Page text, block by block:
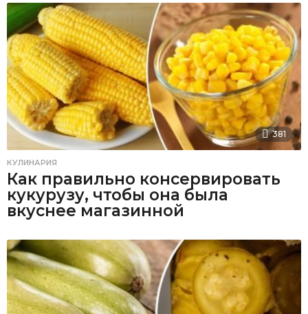
381
КУЛИНАРИЯ
Как правильно консервировать
кукурузу, чтобы она была
вкуснее магазинной